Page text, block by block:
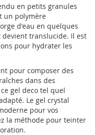
en petits granules
un polymère
d'eau en quelques
translucide. Il est
pour hydrater les
pour composer des
dans des
gel deco tel quel
Le gel crystal
pour vos
la méthode pour teinter